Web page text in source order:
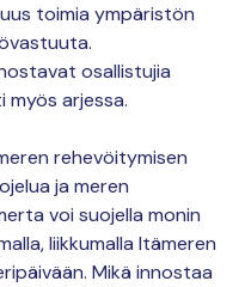
toimia ympäristön
osallistujia
myös arjessa.
rehevöitymisen
ja meren
voi suojella monin
liikkumalla Itämeren
Mikä innostaa